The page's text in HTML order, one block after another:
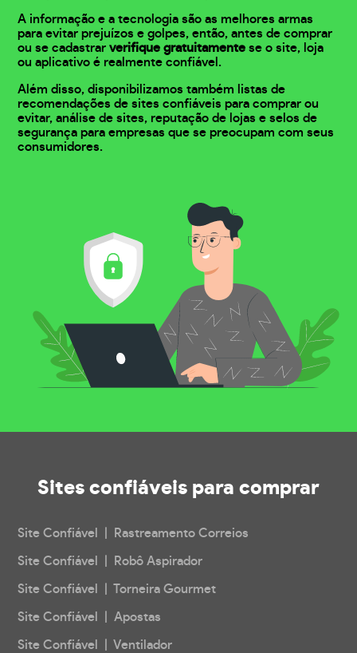
A informação e a tecnologia são as melhores armas
para evitar prejuízos e golpes, então, antes de comprar
ou se cadastrarverifique gratuitamente se o site, loja
ou aplicativo é realmente confiável.
Além disso, disponibilizamos também listas de
recomendações de sites confiáveis para comprar ou
evitar, análise de sites, reputação de lojas e selos de
segurança para empresas que se preocupam com seus
consumidores.
Sites confiáveis para comprar
Site Confiável | Rastreamento Correios
Site Confiável | Robô Aspirador
Site Confiável | Torneira Gourmet
Site Confiável | Apostas
Site Confiável | Ventilador